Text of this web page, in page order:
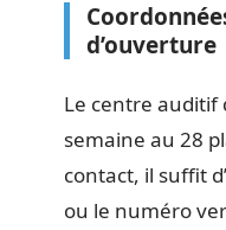
d’ouverture
Le centre auditif
semaine au 28
contact, il suffit
ou le numéro